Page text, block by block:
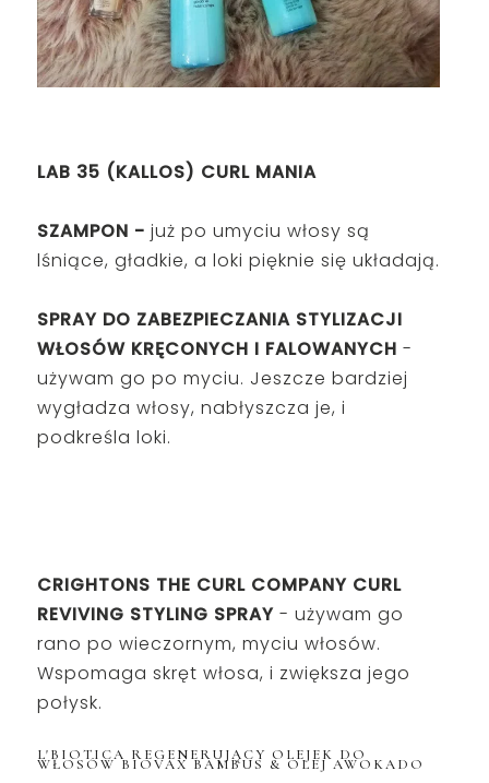
LAB 35 (KALLOS) CURL MANIA
SZAMPON - już po umyciu włosy są
lśniące, gładkie, a loki pięknie się układają.
SPRAY DO ZABEZPIECZANIA STYLIZACJI
WŁOSÓW KRĘCONYCH I FALOWANYCH -
używam go po myciu. Jeszcze bardziej
wygładza włosy, nabłyszcza je, i
podkreśla loki.
CRIGHTONS THE CURL COMPANY CURL
REVIVING STYLING SPRAY - używam go
rano po wieczornym, myciu włosów.
Wspomaga skręt włosa, i zwiększa jego
połysk.
L'BIOTICA REGENERUJĄCY OLEJEK DO
WŁOSÓW BIOVAX BAMBUS & OLEJ AWOKADO